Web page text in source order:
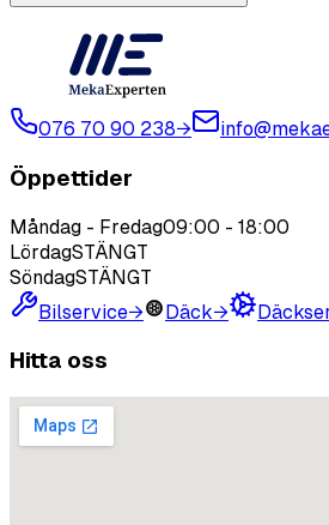
076 70 90 238→
Öppettider
Måndag - Fredag09:00 - 18:00
LördagSTÄNGT
SöndagSTÄNGT
Bilservice→ Däck→
Hitta oss